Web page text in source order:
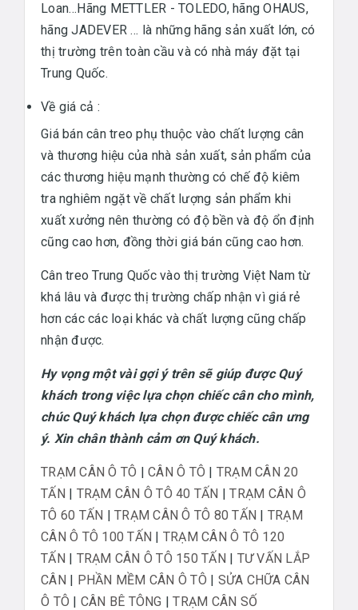
Loan…Hãng METTLER - TOLEDO, hãng OHAUS,
hãng JADEVER … là những hãng sản xuất lớn, có
thị trường trên toàn cầu và có nhà máy đặt tại
Trung Quốc.
Về giá cả :
Giá bán cân treo phụ thuộc vào chất lượng cân
và thương hiệu của nhà sản xuất, sản phẩm của
các thương hiệu mạnh thường có chế độ kiêm
tra nghiêm ngặt về chất lượng sản phẩm khi
xuất xưởng nên thường có độ bền và độ ổn định
cũng cao hơn, đồng thời giá bán cũng cao hơn.
Cân treo Trung Quốc vào thị trường Việt Nam từ
khá lâu và được thị trường chấp nhận vì giá rẻ
hơn các các loại khác và chất lượng cũng chấp
nhận được.
Hy vọng một vài gợi ý trên sẽ giúp được Quý
khách trong việc lựa chọn chiếc cân cho mình,
chúc Quý khách lựa chọn được chiếc cân ưng
ý. Xin chân thành cảm ơn Quý khách.
TRẠM CÂN Ô TÔ | CÂN Ô TÔ | TRẠM CÂN 20
TẤN | TRẠM CÂN Ô TÔ 40 TẤN |TRẠM CÂN Ô
TÔ 60 TẤN | TRẠM CÂN Ô TÔ 80 TẤN | TRẠM
CÂN Ô TÔ 100 TẤN | TRẠM CÂN Ô TÔ 120
TẤN | TRẠM CÂN Ô TÔ 150 TẤN | TƯ VẤN LẮP
CÂN | PHẦN MỀM CÂN Ô TÔ | SỬA CHỮA CÂN
Ô TÔ | CÂN BÊ TÔNG |TRẠM CÂN SỐ